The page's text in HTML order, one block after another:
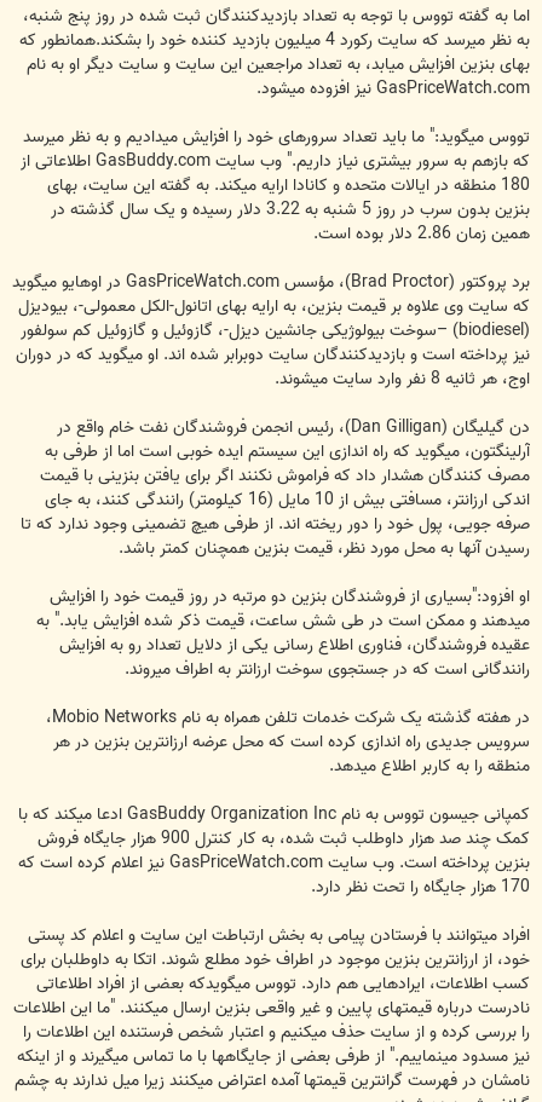
اما به گفته تووس با توجه به تعداد بازدیدکنندگان ثبت شده در روز پنج شنبه،
به نظر میرسد که سایت رکورد 4 میلیون بازدید کننده خود را بشکند.همانطور که
بهای بنزین افزایش میابد، به تعداد مراجعین این سایت و سایت دیگر او به نام
GasPriceWatch.com نیز افزوده میشود.
تووس میگوید:" ما باید تعداد سرورهای خود را افزایش میدادیم و به نظر میرسد
که بازهم به سرور بیشتری نیاز داریم." وب سایت GasBuddy.com اطلاعاتی از
180 منطقه در ایالات متحده و کانادا ارایه میکند. به گفته این سایت، بهای
بنزین بدون سرب در روز 5 شنبه به 3.22 دلار رسیده و یک سال گذشته در
همین زمان 2.86 دلار بوده است.
برد پروکتور (Brad Proctor)، مؤسس GasPriceWatch.com در اوهایو میگوید
که سایت وی علاوه بر قیمت بنزین، به ارایه بهای اتانول-الکل معمولی-، بیودیزل
(biodiesel) –سوخت بیولوژیکی جانشین دیزل-، گازوئیل و گازوئیل کم سولفور
نیز پرداخته است و بازدیدکنندگان سایت دوبرابر شده اند. او میگوید که در دوران
اوج، هر ثانیه 8 نفر وارد سایت میشوند.
دن گیلیگان (Dan Gilligan)، رئیس انجمن فروشندگان نفت خام واقع در
آرلینگتون، میگوید که راه اندازی این سیستم ایده خوبی است اما از طرفی به
مصرف کنندگان هشدار داد که فراموش نکنند اگر برای یافتن بنزینی با قیمت
اندکی ارزانتر، مسافتی بیش از 10 مایل (16 کیلومتر) رانندگی کنند، به جای
صرفه جویی، پول خود را دور ریخته اند. از طرفی هیچ تضمینی وجود ندارد که تا
رسیدن آنها به محل مورد نظر، قیمت بنزین همچنان کمتر باشد.
او افزود:"بسیاری از فروشندگان بنزین دو مرتبه در روز قیمت خود را افزایش
میدهند و ممکن است در طی شش ساعت، قیمت ذکر شده افزایش یابد." به
عقیده فروشندگان، فناوری اطلاع رسانی یکی از دلایل تعداد رو به افزایش
رانندگانی است که در جستجوی سوخت ارزانتر به اطراف میروند.
در هفته گذشته یک شرکت خدمات تلفن همراه به نام Mobio Networks،
سرویس جدیدی راه اندازی کرده است که محل عرضه ارزانترین بنزین در هر
منطقه را به کاربر اطلاع میدهد.
کمپانی جیسون تووس به نام GasBuddy Organization Inc ادعا میکند که با
کمک چند صد هزار داوطلب ثبت شده، به کار کنترل 900 هزار جایگاه فروش
بنزین پرداخته است. وب سایت GasPriceWatch.com نیز اعلام کرده است که
170 هزار جایگاه را تحت نظر دارد.
افراد میتوانند با فرستادن پیامی به بخش ارتباطت این سایت و اعلام کد پستی
خود، از ارزانترین بنزین موجود در اطراف خود مطلع شوند. اتکا به داوطلبان برای
کسب اطلاعات، ایرادهایی هم دارد. تووس میگویدکه بعضی از افراد اطلاعاتی
نادرست درباره قیمتهای پایین و غیر واقعی بنزین ارسال میکنند. "ما این اطلاعات
را بررسی کرده و از سایت حذف میکنیم و اعتبار شخص فرستنده این اطلاعات را
نیز مسدود مینماییم." از طرفی بعضی از جایگاهها با ما تماس میگیرند و از اینکه
نامشان در فهرست گرانترین قیمتها آمده اعتراض میکنند زیرا میل ندارند به چشم